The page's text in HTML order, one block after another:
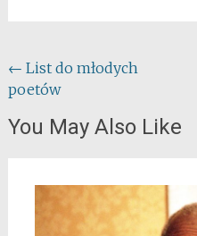
Post
navigation
← List do młodych
poetów
You May Also Like